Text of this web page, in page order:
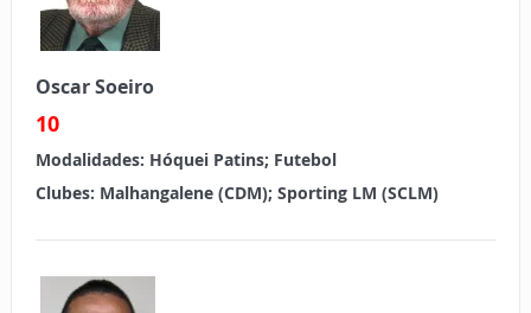
OscarSoeiro
10
Modalidades: Hóquei Patins; Futebol
Clubes: Malhangalene (CDM); Sporting LM (SCLM)